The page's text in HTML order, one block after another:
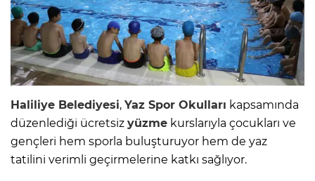
Haliliye Belediyesi, Yaz Spor Okulları kapsamında
düzenlediği ücretsiz yüzme kurslarıyla çocukları ve
gençleri hem sporla buluşturuyor hem de yaz
tatilini verimli geçirmelerine katkı sağlıyor.